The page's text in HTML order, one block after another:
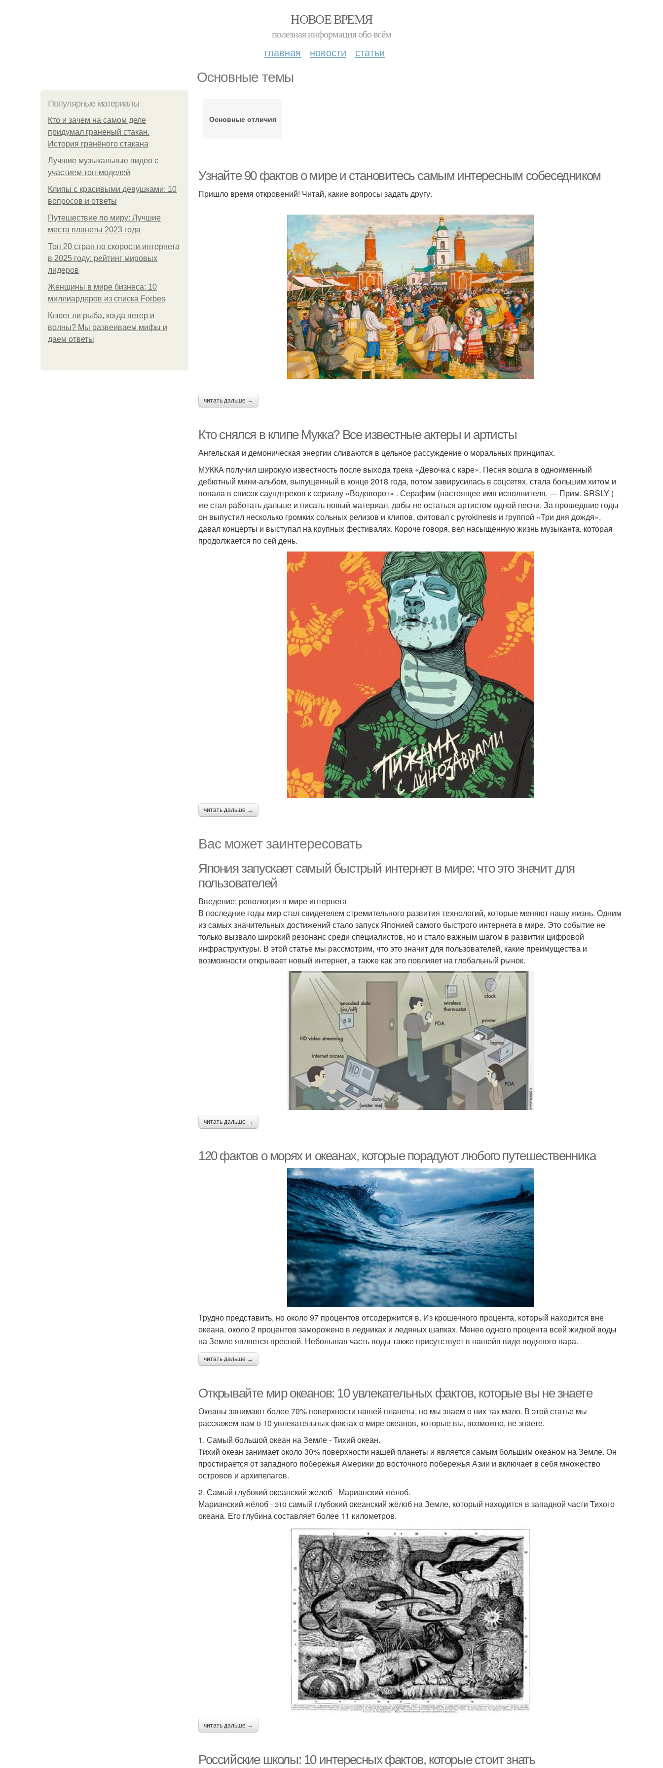
НОВОЕ ВРЕМЯ
полезная информация обо всём
главная новости статьи
Основные темы
Популярные материалы
Кто и зачем на самом деле
придумал граненый стакан.
История гранёного стакана
Лучшие музыкальные видео с
участием топ-моделей
Клипы с красивыми девушками: 10
вопросов и ответы
Путешествие по миру: Лучшие
места планеты 2023 года
Топ 20 стран по скорости интернета
в 2025 году: рейтинг мировых
лидеров
Женщины в мире бизнеса: 10
миллиардеров из списка Forbes
Клюет ли рыба, когда ветер и
волны? Мы развеиваем мифы и
даем ответы
Основные отличия
Узнайте 90 фактов о мире и становитесь самым интересным собеседником
Пришло время откровений! Читай, какие вопросы задать другу.
читать дальше →
Кто снялся в клипе Мукка? Все известные актеры и артисты
Ангельская и демоническая энергии сливаются в цельное рассуждение о моральных принципах.
МУККА получил широкую известность после выхода трека «Девочка с каре». Песня вошла в одноименный
дебютный мини-альбом, выпущенный в конце 2018 года, потом завирусилась в соцсетях, стала большим хитом и
попала в список саундтреков к сериалу «Водоворот» . Серафим (настоящее имя исполнителя. — Прим. SRSLY )
же стал работать дальше и писать новый материал, дабы не остаться артистом одной песни. За прошедшие годы
он выпустил несколько громких сольных релизов и клипов, фитовал с pyrokinesis и группой «Три дня дождя»,
давал концерты и выступал на крупных фестивалях. Короче говоря, вел насыщенную жизнь музыканта, которая
продолжается по сей день.
читать дальше →
Вас может заинтересовать
Япония запускает самый быстрый интернет в мире: что это значит для
пользователей
Введение: революция в мире интернета
В последние годы мир стал свидетелем стремительного развития технологий, которые меняют нашу жизнь. Одним
из самых значительных достижений стало запуск Японией самого быстрого интернета в мире. Это событие не
только вызвало широкий резонанс среди специалистов, но и стало важным шагом в развитии цифровой
инфраструктуры. В этой статье мы рассмотрим, что это значит для пользователей, какие преимущества и
возможности открывает новый интернет, а также как это повлияет на глобальный рынок.
читать дальше →
120 фактов о морях и океанах, которые порадуют любого путешественника
Трудно представить, но около 97 процентов отсодержится в. Из крошечного процента, который находится вне
океана, около 2 процентов заморожено в ледниках и ледяных шапках. Менее одного процента всей жидкой воды
на Земле является пресной. Небольшая часть воды также присутствует в нашейв виде водяного пара.
читать дальше →
Открывайте мир океанов: 10 увлекательных фактов, которые вы не знаете
Океаны занимают более 70% поверхности нашей планеты, но мы знаем о них так мало. В этой статье мы
расскажем вам о 10 увлекательных фактах о мире океанов, которые вы, возможно, не знаете.
1. Самый большой океан на Земле - Тихий океан.
Тихий океан занимает около 30% поверхности нашей планеты и является самым большим океаном на Земле. Он
простирается от западного побережья Америки до восточного побережья Азии и включает в себя множество
островов и архипелагов.
2. Самый глубокий океанский жёлоб - Марианский жёлоб.
Марианский жёлоб - это самый глубокий океанский жёлоб на Земле, который находится в западной части Тихого
океана. Его глубина составляет более 11 километров.
читать дальше →
Российские школы: 10 интересных фактов, которые стоит знать